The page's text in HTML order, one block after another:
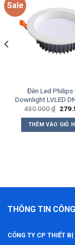
Sale
Đèn Led Philips
Downlight LVLED
430.000₫ Giá
là:
THÊM VÀO GIỎ
THÔNG TIN
CÔNG TY CP THIẾT